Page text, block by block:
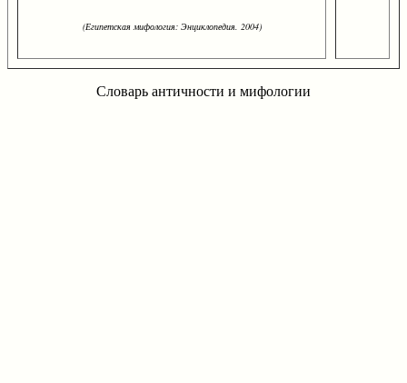
(Египетская мифология: Энциклопедия. 2004)
Словарь античности и мифологии